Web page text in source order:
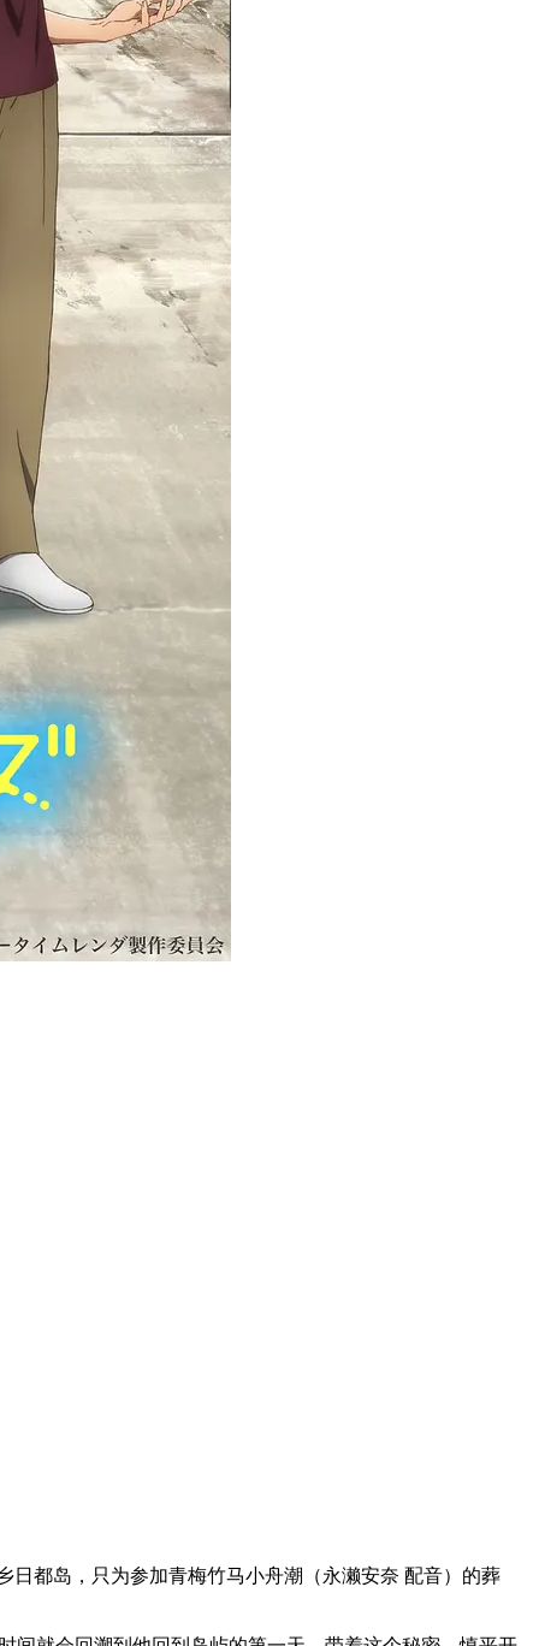
都岛，只为参加青梅竹马小舟潮（永濑安奈 配音）的葬